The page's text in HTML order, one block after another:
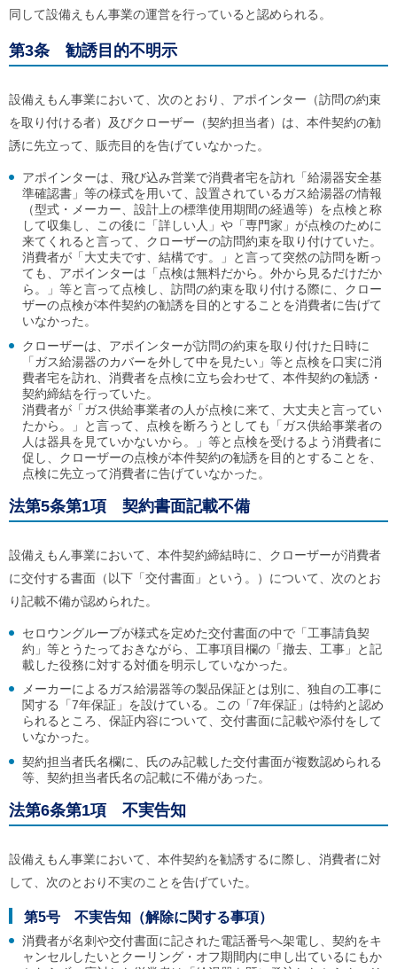
同して設備えもん事業の運営を行っていると認められる。
第3条 勧誘目的不明示
設備えもん事業において、次のとおり、アポインター（訪問の約束
を取り付ける者）及びクローザー（契約担当者）は、本件契約の勧
誘に先立って、販売目的を告げていなかった。
アポインターは、飛び込み営業で消費者宅を訪れ「給湯器安全基
準確認書」等の様式を用いて、設置されているガス給湯器の情報
（型式・メーカー、設計上の標準使用期間の経過等）を点検と称
して収集し、この後に「詳しい人」や「専門家」が点検のために
来てくれると言って、クローザーの訪問約束を取り付けていた。
消費者が「大丈夫です、結構です。」と言って突然の訪問を断っ
ても、アポインターは「点検は無料だから。外から見るだけだか
ら。」等と言って点検し、訪問の約束を取り付ける際に、クロー
ザーの点検が本件契約の勧誘を目的とすることを消費者に告げて
いなかった。
クローザーは、アポインターが訪問の約束を取り付けた日時に
「ガス給湯器のカバーを外して中を見たい」等と点検を口実に消
費者宅を訪れ、消費者を点検に立ち会わせて、本件契約の勧誘・
契約締結を行っていた。
消費者が「ガス供給事業者の人が点検に来て、大丈夫と言ってい
たから。」と言って、点検を断ろうとしても「ガス供給事業者の
人は器具を見ていかないから。」等と点検を受けるよう消費者に
促し、クローザーの点検が本件契約の勧誘を目的とすることを、
点検に先立って消費者に告げていなかった。
法第5条第1項 契約書面記載不備
設備えもん事業において、本件契約締結時に、クローザーが消費者
に交付する書面（以下「交付書面」という。）について、次のとお
り記載不備が認められた。
セロウングループが様式を定めた交付書面の中で「工事請負契
約」等とうたっておきながら、工事項目欄の「撤去、工事」と記
載した役務に対する対価を明示していなかった。
メーカーによるガス給湯器等の製品保証とは別に、独自の工事に
関する「7年保証」を設けている。この「7年保証」は特約と認め
られるところ、保証内容について、交付書面に記載や添付をして
いなかった。
契約担当者氏名欄に、氏のみ記載した交付書面が複数認められる
等、契約担当者氏名の記載に不備があった。
法第6条第1項 不実告知
設備えもん事業において、本件契約を勧誘するに際し、消費者に対
して、次のとおり不実のことを告げていた。
第5号 不実告知（解除に関する事項）
消費者が名刺や交付書面に記された電話番号へ架電し、契約をキ
ャンセルしたいとクーリング・オフ期間内に申し出ているにもか